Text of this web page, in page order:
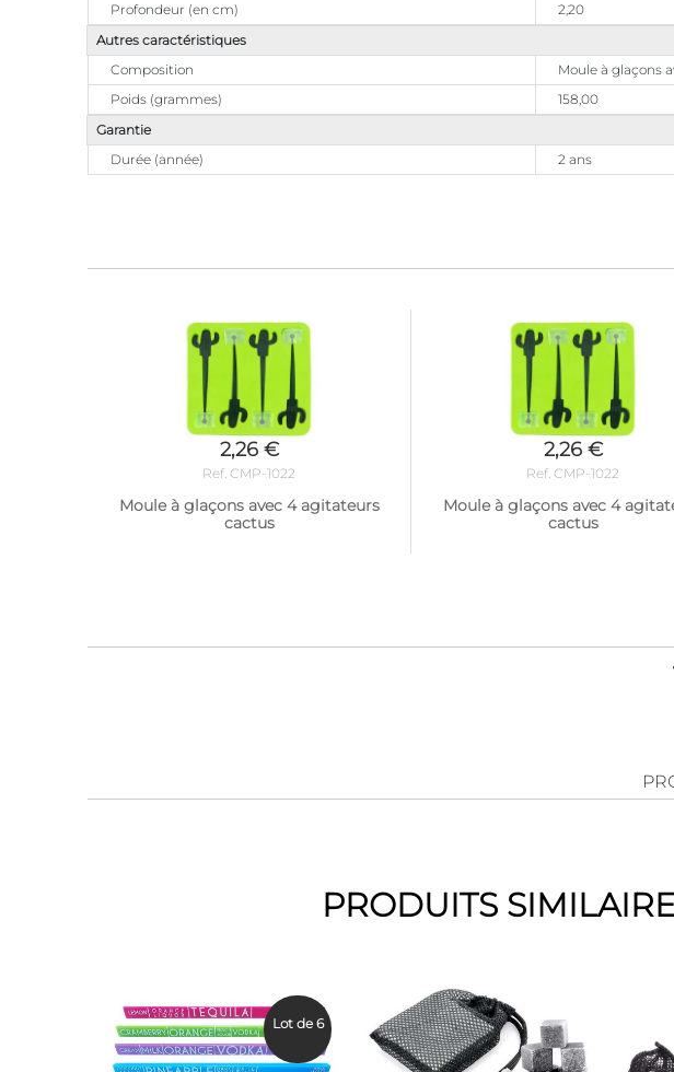
Profondeur (en cm)
2,20
Autres caractéristiques
Composition
Moule à glaçons
Poids (grammes)
158,00
Garantie
Durée (année)
2 ans
2,26 €
Ref. CMP-1022
Moule à glaçons avec 4 agitateurs
cactus
2,26 €
Ref. CMP-1022
Moule à glaçons avec 4
cactus
PRODUITS
Lot de 6